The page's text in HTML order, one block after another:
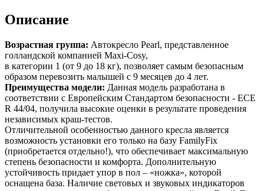
Описание
Возрастная группа: Автокресло Pearl, представленное
голландской компанией Maxi-Cosy,
в категории 1 (от 9 до 18 кг), позволяет самым безопасным
образом перевозить малышей с 9 месяцев до 4 лет.
Преимущества модели: Данная модель разработана в
соответствии с Европейским Стандартом безопасности - ECE
R 44/04, получила высокие оценки в результате проведения
независимых краш-тестов.
Отличительной особенностью данного кресла является
возможность установки его только на базу FamilyFix
(приобретается отдельно!), что обеспечивает максимальную
степень безопасности и комфорта. Дополнительную
устойчивость придает упор в пол – «ножка», которой
оснащена база. Наличие световых и звуковых индикаторов